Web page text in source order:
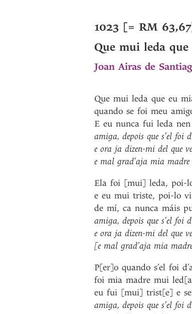
1023 [= RM
Que mui leda
Joan Airas de
Que mui leda que eu
quando se foi meu
E eu nunca fui leda nen
amiga, depois que s’el foi
e ora ja dizen-mi del que
e mal grad’aja mia madre
Ela foi [mui] leda, poi-
e eu mui triste, poi-lo vi
de mí, ca nunca máis
amiga, depois que s’el foi
e ora ja dizen-mi del que
[e mal grad’aja mia
P[er]o quando s’el foi
foi mia madre mui
eu fui [mui] trist[e] e
amiga, depois que s’el foi